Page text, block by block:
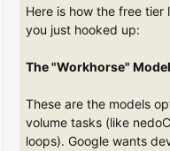
Here is how the free
you just hooked up:
The "Workhorse"
These are the models
volume tasks (like
loops). Google wants